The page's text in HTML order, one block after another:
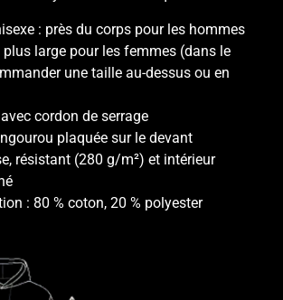
: près du corps pour les hommes
plus large pour les femmes (dans le
une taille au-dessus ou en
cordon de serrage
plaquée sur le devant
résistant (280 g/m²) et intérieur
: 80 % coton, 20 % polyester